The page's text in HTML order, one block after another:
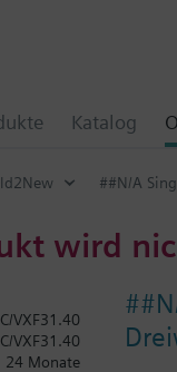
Katalog
##N/A
wird
VXF31.40
VXF31.40
24 Monate